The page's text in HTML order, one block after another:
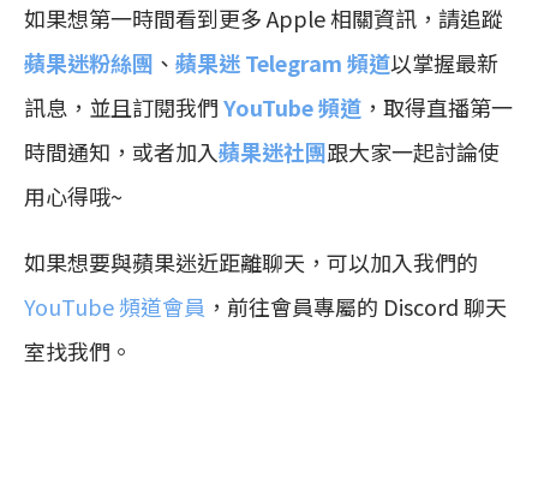
如果想第一時間看到更多 Apple 相關資訊，請追蹤
蘋果迷粉絲團 、 蘋果迷 Telegram 頻道以掌握最新
訊息，並且訂閱我們YouTube 頻道 ，取得直播第一
時間通知，或者加入蘋果迷社團跟大家一起討論使
用心得哦~
如果想要與蘋果迷近距離聊天，可以加入我們的
YouTube 頻道會員 ，前往會員專屬的 Discord 聊天
室找我們。